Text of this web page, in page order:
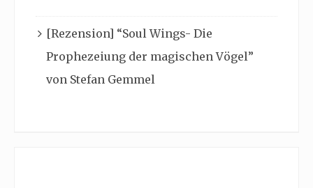
[Rezension] “Soul Wings- Die
Prophezeiung der magischen Vögel”
von Stefan Gemmel